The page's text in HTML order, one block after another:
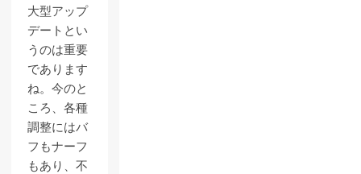
大型アップ
デートとい
うのは重要
であります
ね。今のと
ころ、各種
調整にはバ
フもナーフ
もあり、不